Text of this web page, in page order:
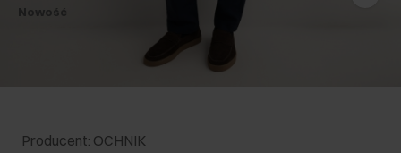
Nowość
Producent: OCHNIK